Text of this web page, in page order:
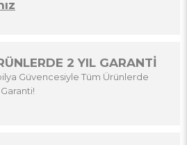
2 YIL GARANTİ
Güvencesiyle Tüm Ürünlerde
Garanti!